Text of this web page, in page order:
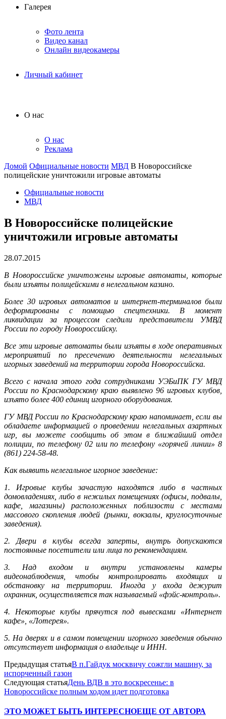
Галерея
Фото лента
Видео канал
Онлайн видеокамеры
Личный кабинет
О нас
О нас
Реклама
Домой Официальные новости МВД В Новороссийске
полицейские уничтожили игровые автоматы
Официальные новости
МВД
В Новороссийске полицейские
уничтожили игровые автоматы
28.07.2015
В Новороссийске уничтожены игровые автоматы, которые
были изъяты полицейскими в нелегальном казино.
Более 30 игровых автоматов и интернет-терминалов были
деформированы с помощью спецтехники. В момент
ликвидации за процессом следили представители УМВД
России по городу Новороссийску.
Все эти игровые автоматы были изъяты в ходе оперативных
мероприятий по пресечению деятельности нелегальных
игорных заведений на территории города Новороссийска.
Всего с начала этого года сотрудниками УЭБиПК ГУ МВД
России по Краснодарскому краю выявлено 96 игровых клубов,
изъято более 400 единиц игорного оборудования.
ГУ МВД России по Краснодарскому краю напоминает, если вы
обладаете информацией о проведении нелегальных азартных
игр, вы можете сообщить об этом в ближайший отдел
полиции, по телефону 02 или по телефону «горячей линии» 8
(861) 224-58-48.
Как выявить нелегальное игорное заведение:
1. Игровые клубы зачастую находятся либо в частных
домовладениях, либо в нежилых помещениях (офисы, подвалы,
кафе, магазины) расположенных поблизости с местами
массового скопления людей (рынки, вокзалы, круглосуточные
заведения).
2. Двери в клубы всегда заперты, внутрь допускаются
постоянные посетители или лица по рекомендациям.
3. Над входом и внутри установлены камеры
видеонаблюдения, чтобы контролировать входящих и
обстановку на территории. Иногда у входа дежурит
охранник, осуществляется так называемый «фэйс-контроль».
4. Некоторые клубы прячутся под вывесками «Интернет
кафе», «Лотерея».
5. На дверях и в самом помещении игорного заведения обычно
отсутствует информация о владельце и ИНН.
Предыдущая статьяВ п.Гайдук москвичу сожгли машину, за
испорченный газон
Следующая статьяДень ВДВ в это воскресенье: в
Новороссийске полным ходом идет подготовка
ЭТО МОЖЕТ БЫТЬ ИНТЕРЕСНОЕЩЕ ОТ АВТОРА